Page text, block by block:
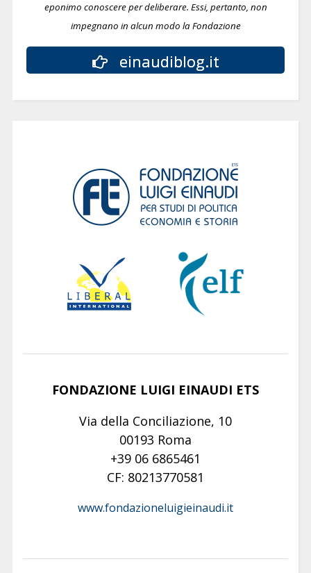
eponimo conoscere per deliberare. Essi, pertanto, non
impegnano in alcun modo la Fondazione
einaudiblog.it
FONDAZIONE LUIGI EINAUDI ETS
Via della Conciliazione, 10
00193 Roma
+39 06 6865461
CF: 80213770581
www.fondazioneluigieinaudi.it